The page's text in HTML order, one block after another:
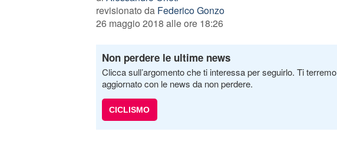
revisionato da Federico Gonzo
26 maggio 2018 alle ore 18:26
Non perdere le ultime news
Clicca sull’argomento che ti interessa per seguirlo. Ti terremo
aggiornato con le news da non perdere.
CICLISMO